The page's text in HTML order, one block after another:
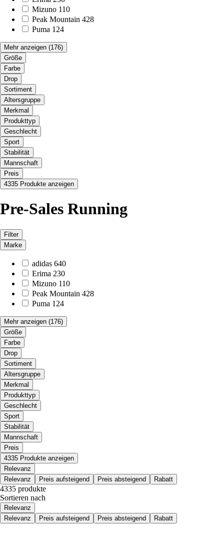
Mizuno 110
Peak Mountain 428
Puma 124
Mehr anzeigen (176)
Größe
Farbe
Drop
Sortiment
Altersgruppe
Merkmal
Produkttyp
Geschlecht
Sport
Stabilität
Mannschaft
Preis
4335 Produkte anzeigen
Pre-Sales Running
Filter
Marke
adidas 640
Erima 230
Mizuno 110
Peak Mountain 428
Puma 124
Mehr anzeigen (176)
Größe
Farbe
Drop
Sortiment
Altersgruppe
Merkmal
Produkttyp
Geschlecht
Sport
Stabilität
Mannschaft
Preis
4335 Produkte anzeigen
Relevanz
Relevanz
Preis aufsteigend Preis absteigend Rabatt
4335 produkte
Sortieren nach
Relevanz
Relevanz
Preis aufsteigend Preis absteigend Rabatt